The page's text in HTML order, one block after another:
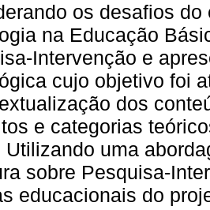
os desafios do
na Educação
Intervenção e
cujo objetivo foi
dos
e categorias
Utilizando uma
sobre Pesquisa-
educacionais do